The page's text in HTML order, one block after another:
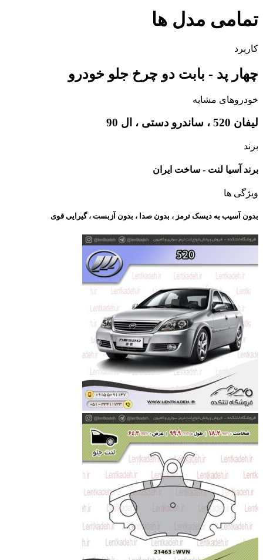
تمامی مدل ها
کاربرد
چهار پد - بابت دو چرخ جلو خودرو
خودروهای مشابه
لیفان 520 ، ساندرو دستی ، ال 90
برند
برند آسیا لنت - ساخت ایران
ویژگی ها
بدون آسیب به دیسک ترمز ، بدون صدا ، بدون آزبست ، گیرایی قوی​